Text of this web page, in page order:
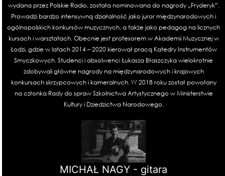
wydana przez Polskie Radio, została nominowana do nagrody „Fryderyk”.
Prowadzi bardzo intensywną działalność jako juror międzynarodowych i
ogólnopolskich konkursów muzycznych, a także jako pedagog na licznych
kursach i warsztatach. Obecnie jest profesorem w Akademii Muzycznej w
Łodzi, gdzie w latach 2014 – 2020 kierował pracą Katedry Instrumentów
Smyczkowych. Studenci i absolwenci Łukasza Błaszczyka wielokrotnie
zdobywali główne nagrody na międzynarodowych i krajowych
konkursach skrzypcowych i kameralnych. W 2018 roku został powołany
na członka Rady do spraw Szkolnictwa Artystycznego w Ministerstwie
Kultury i Dziedzictwa Narodowego.
MICHAŁ NAGY - gitara